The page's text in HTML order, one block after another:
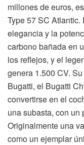
millones de euros,
Type 57 SC Atlantic.
elegancia y la
carbono bañada en
los reflejos, y el
genera 1.500 CV.
Bugatti, el Bugatti
convertirse en el
una subasta, con un
Originalmente una
como un ejemplar